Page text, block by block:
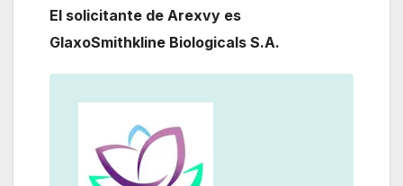
El solicitante de Arexvy es
GlaxoSmithkline Biologicals S.A.